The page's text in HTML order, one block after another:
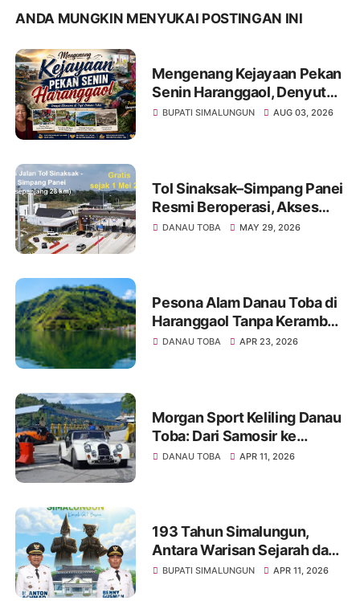
ANDA MUNGKIN MENYUKAI POSTINGAN INI
Mengenang Kejayaan Pekan
Senin Haranggaol, Denyut
Ekonomi di Tepi Danau Toba
BUPATI SIMALUNGUN AUG 03, 2026
Tol Sinaksak–Simpang Panei
Resmi Beroperasi, Akses
Menuju Danau Toba Kini
DANAU TOBA MAY 29, 2026
Pesona Alam Danau Toba di
Haranggaol Tanpa Keramba
Jaring Apung, Indah
DANAU TOBA APR 23, 2026
Morgan Sport Keliling Danau
Toba: Dari Samosir ke
Siantar, Harmoni Sport
DANAU TOBA APR 11, 2026
193 Tahun Simalungun,
Antara Warisan Sejarah dan
Jalan Rusak yang Belum
BUPATI SIMALUNGUN APR 11, 2026